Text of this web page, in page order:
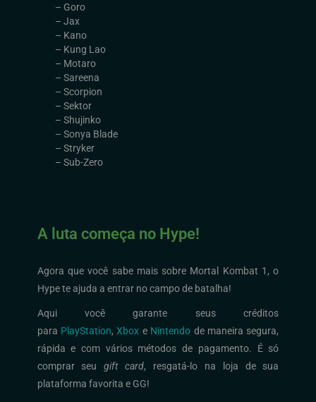
– Goro
– Jax
– Kano
– Kung Lao
– Motaro
– Sareena
– Scorpion
– Sektor
– Shujinko
– Sonya Blade
– Stryker
– Sub-Zero
A luta começa no Hype!
Agora que você sabe mais sobre Mortal Kombat 1, o
Hype te ajuda a entrar no campo de batalha!
Aqui você garante seus créditos
para PlayStation,Xbox e Nintendo de maneira segura,
rápida e com vários métodos de pagamento. É só
comprar seugift card, resgatá-lo na loja de sua
plataforma favorita e GG!